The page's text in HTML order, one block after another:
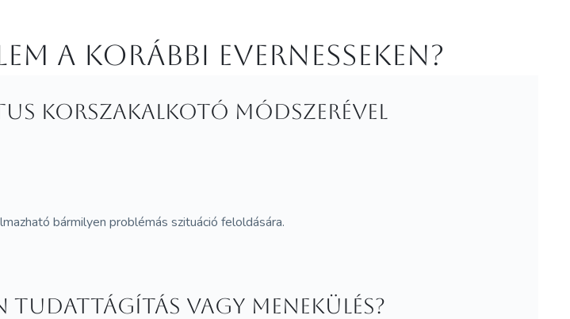
a korábbi Evernesseken?
korszakalkotó módszerével
bármilyen problémás szituáció feloldására.
vagy menekülés?